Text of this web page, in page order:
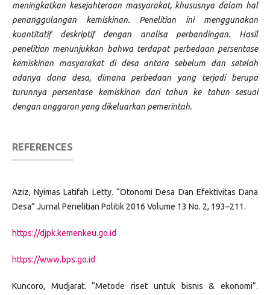
meningkatkan kesejahteraan masyarakat, khususnya dalam hal
penanggulangan kemiskinan. Penelitian ini menggunakan
kuantitatif deskriptif dengan analisa perbandingan. Hasil
penelitian menunjukkan bahwa terdapat perbedaan persentase
kemiskinan masyarakat di desa antara sebelum dan setelah
adanya dana desa, dimana perbedaan yang terjadi berupa
turunnya persentase kemiskinan dari tahun ke tahun sesuai
dengan anggaran yang dikeluarkan pemerintah.
REFERENCES
Aziz, Nyimas Latifah Letty. “Otonomi Desa Dan Efektivitas Dana
Desa” Jurnal Penelitian Politik 2016 Volume 13 No. 2, 193–211.
https://djpk.kemenkeu.go.id
https://www.bps.go.id
Kuncoro, Mudjarat. “Metode riset untuk bisnis & ekonomi”.